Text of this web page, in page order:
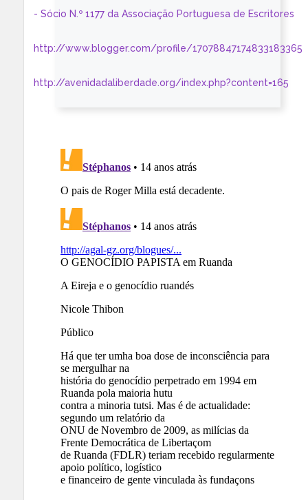
- Sócio N.º 1177 da Associação Portuguesa de Escritores
http://www.blogger.com/profile/17078847174833183365
http://avenidadaliberdade.org/index.php?content=165